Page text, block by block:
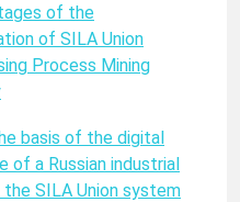
of the
of SILA Union
Process Mining
basis of the digital
of a Russian industrial
the SILA Union system